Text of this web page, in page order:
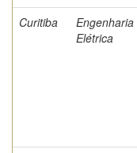
Curitiba
Engenharia
Elétrica